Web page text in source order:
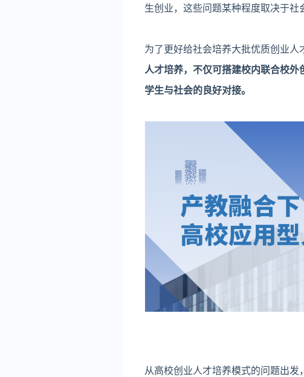
生创业，这些问题某种程度取决于社
为了更好给社会培养大批优质创业人
人才培养，不仅可搭建校内联合校
学生与社会的良好对接。
从高校创业人才培养模式的问题出